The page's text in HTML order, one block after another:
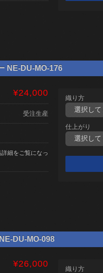
NE-DU-MO-176
¥24,000
受注生産
細をご覧になっ
織り方
仕上がり
DU-MO-098
¥26,000
織り方